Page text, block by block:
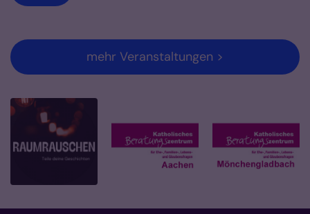
mehr Veranstaltungen >